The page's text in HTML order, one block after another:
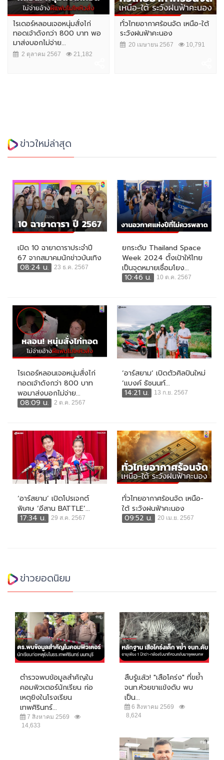
ไรเดอร์หลอนเจอหนุ่มสั่งไก่
ทอดเจ้าดังกว่า 800 บาท พอ
มาส่งบอกไม่จ่าย...
2 ตุลาคม 2567 21,182
ทั่วไทยอากาศร้อนจัด เหนือ-ใต้
ระวังฝนฟ้าคะนอง
20 เมษายน 2567 10,791
ข่าวใหม่ล่าสุด
เปิด 10 ฉายาดาราประจำปี
67 จากสมาคมนักข่าวบันเทิง
08:24 น.
23 ธ.ค. 2567
ยกระดับ Thailand Space
Week 2024 ตั้งเป้าให้ไทย
เป็นจุดหมายเชื่อมโยง...
10:46 น.
10 ต.ค. 2567
ไรเดอร์หลอนเจอหนุ่มสั่งไก่
ทอดเจ้าดังกว่า 800 บาท
พอมาส่งบอกไม่จ่าย...
08:09 น.
2 ต.ค. 2567
‘อาร์สยาม’ เปิดตัวศิลปินใหม่
‘แบงค์ ธัชนนท์...
14:21 น.
13 ก.ย. 2567
‘อาร์สยาม’ เปิดโปรเจกต์
พิเศษ ‘อีสาน BATTLE’...
17:34 น.
29 ส.ค. 2567
ทั่วไทยอากาศร้อนจัด เหนือ-
ใต้ ระวังฝนฟ้าคะนอง
09:52 น.
20 เม.ย. 2567
ข่าวยอดนิยม
ตำรวจพบข้อมูลสำคัญใน
คอมพิวเตอร์นักเรียน ก่อ
เหตุยิงในโรงเรียน
เทพศิรินทร์...
7 สิงหาคม 2569
14,633
สืบรู้แล้ว! "เสือโคร่ง" ที่ขย้ำ
จนท.ห้วยขาแข้งดับ พบ
เป็น...
6 สิงหาคม 2569
8,624